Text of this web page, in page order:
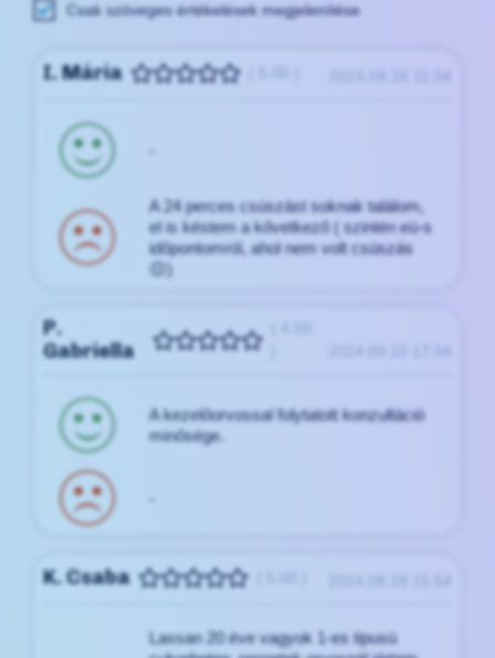
Csak szöveges értékelések megjelenítése
I. Mária
A 24 perces csúszást soknak találom,
el is késtem a kővetkező ( szintén eü-s
időpontomról, ahol nem volt csúszás
☹️)
P.
Gabriella
A kezelőorvossal folytatott konzultáció
minősége.
K. Csaba
Lassan 20 éve vagyok 1-es tipusú